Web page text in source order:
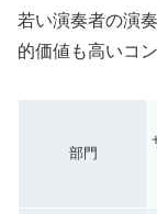
若い演奏者の演
的価値も高いコ
部門